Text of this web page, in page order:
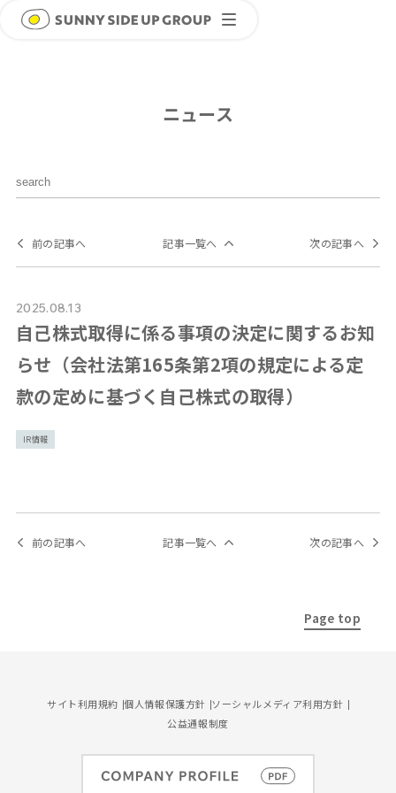
ニュース
前の記事へ 記事一覧へ 次の記事へ
2025.08.13
自己株式取得に係る事項の決定に関するお知
らせ（会社法第165条第2項の規定による定
款の定めに基づく自己株式の取得）
IR情報
前の記事へ 記事一覧へ 次の記事へ
Page top
サイト利用規約 個人情報保護方針 ソーシャルメディア利用方針
公益通報制度